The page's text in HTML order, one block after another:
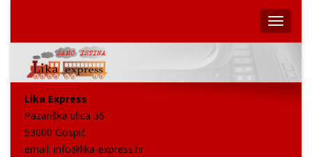
Lika Express
Pazariška ulica 36
53000 Gospić
email: info@lika-express.hr